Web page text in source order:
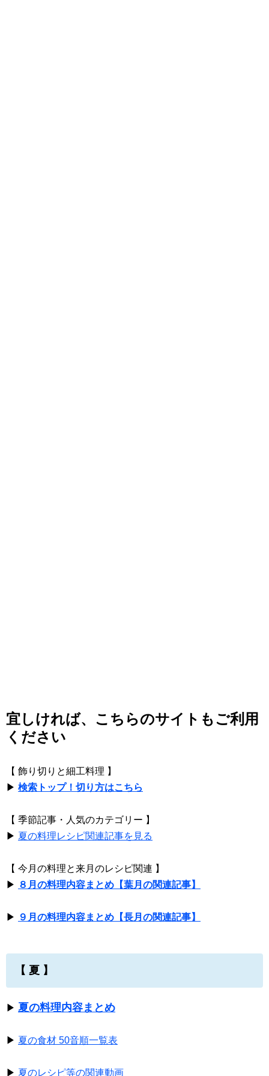
宜しければ、こちらのサイトもご利用
ください
【 飾り切りと細工料理 】
▶ 検索トップ！切り方はこちら
【 季節記事・人気のカテゴリー 】
▶ 夏の料理レシピ関連記事を見る
【 今月の料理と来月のレシピ関連 】
▶ ８月の料理内容まとめ【葉月の関連記事】
▶ ９月の料理内容まとめ【長月の関連記事】
【 夏 】
▶ 夏の料理内容まとめ
▶ 夏の食材 50音順一覧表
▶ 夏のレシピ等の関連動画